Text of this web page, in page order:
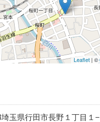
Leaflet | ©
玉県行田市長野１丁目１−